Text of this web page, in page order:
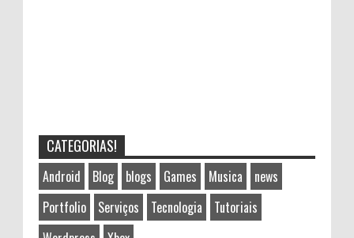
CATEGORIAS!
Android Blog blogs Games Musica
news
Portfolio
Serviços Tecnologia
Tutoriais